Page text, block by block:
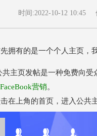
时间:2022-10-12 10:45
拥有的是一个个人主页，
共主页发帖是一种免费向
FaceBook营销。
在上角的首页，进入公共